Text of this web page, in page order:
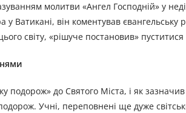
молитви «Ангел Господній» у
у Ватикані, він коментував євангельську
світу, «рішуче постановив»
подорож» до Святого Міста, і як
Учні, переповнені ще дуже